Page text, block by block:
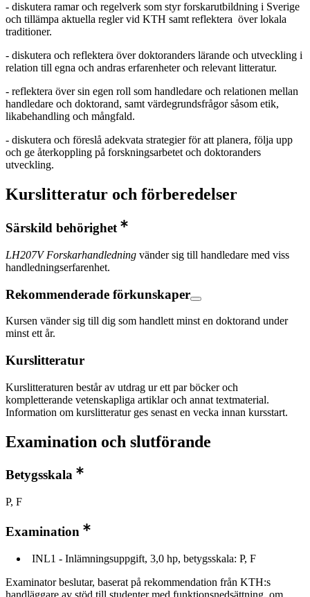
- diskutera ramar och regelverk som styr forskarutbildning i Sverige
och tillämpa aktuella regler vid KTH samt reflektera över lokala
traditioner.
- diskutera och reflektera över doktoranders lärande och utveckling i
relation till egna och andras erfarenheter och relevant litteratur.
- reflektera över sin egen roll som handledare och relationen mellan
handledare och doktorand, samt värdegrundsfrågor såsom etik,
likabehandling och mångfald.
- diskutera och föreslå adekvata strategier för att planera, följa upp
och ge återkoppling på forskningsarbetet och doktoranders
utveckling.
Kurslitteratur och förberedelser
Särskild behörighet
LH207V Forskarhandledning vänder sig till handledare med viss
handledningserfarenhet.
Rekommenderade förkunskaper
Kursen vänder sig till dig som handlett minst en doktorand under
minst ett år.
Kurslitteratur
Kurslitteraturen består av utdrag ur ett par böcker och
kompletterande vetenskapliga artiklar och annat textmaterial.
Information om kurslitteratur ges senast en vecka innan kursstart.
Examination och slutförande
Betygsskala
P, F
Examination
INL1 - Inlämningsuppgift, 3,0 hp, betygsskala: P, F
Examinator beslutar, baserat på rekommendation från KTH:s